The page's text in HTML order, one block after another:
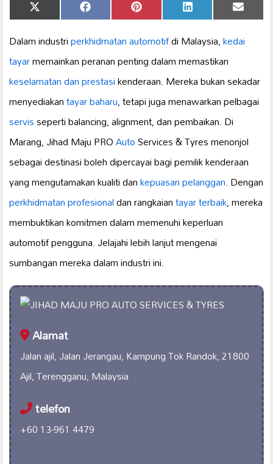
Share
on
X
(Twitter)
Share
on
Facebook Share
on
Pinterest Share
on
LinkedIn Share
on
Email
Dalam industriperkhidmatan automotifdi Malaysia,kedai
tayarmemainkan peranan penting dalam memastikan
keselamatan dan prestasikenderaan. Mereka bukan sekadar
menyediakantayar baharu, tetapi juga menawarkan pelbagai
servisseperti balancing, alignment, dan pembaikan. Di
Marang, Jihad Maju PROAutoServices & Tyres menonjol
sebagai destinasi boleh dipercayai bagi pemilik kenderaan
yang mengutamakan kualiti dankepuasan pelanggan. Dengan
perkhidmatan profesionaldan rangkaiantayar terbaik, mereka
membuktikan komitmen dalam memenuhi keperluan
automotif pengguna. Jelajahi lebih lanjut mengenai
sumbangan mereka dalam industri ini.
Alamat
Jalan ajil, Jalan Jerangau, Kampung Tok Randok, 21800
Ajil, Terengganu, Malaysia
telefon
+60 13-961 4479